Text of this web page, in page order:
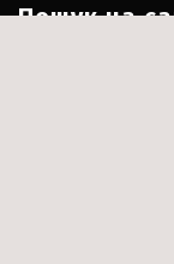
Пошук на